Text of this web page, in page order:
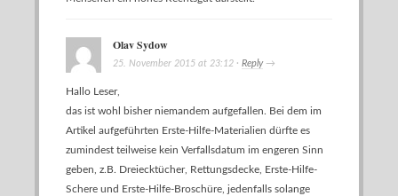
Olav Sydow
25. November 2015 at 23:12 · Reply→
Hallo Leser,
das ist wohl bisher niemandem aufgefallen. Bei dem im
Artikel aufgeführten Erste-Hilfe-Materialien dürfte es
zumindest teilweise kein Verfallsdatum im engeren Sinn
geben, z.B. Dreiecktücher, Rettungsdecke, Erste-Hilfe-
Schere und Erste-Hilfe-Broschüre, jedenfalls solange